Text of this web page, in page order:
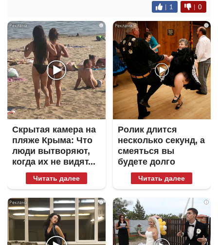
| 1 | 0
i
Скрытая камера на
пляже Крыма: Что
люди вытворяют,
когда их не видят...
Читать далее
i
Ролик длится
несколько секунд, а
смеяться вы
будете долго
Читать далее
i i